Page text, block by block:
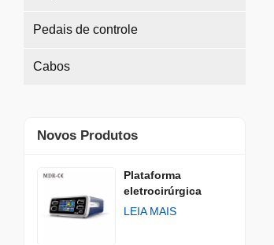
Pedais de controle
Cabos
Novos Produtos
Plataforma
eletrocirúrgica
LEIA MAIS